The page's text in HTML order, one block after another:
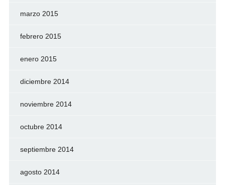
marzo 2015
febrero 2015
enero 2015
diciembre 2014
noviembre 2014
octubre 2014
septiembre 2014
agosto 2014